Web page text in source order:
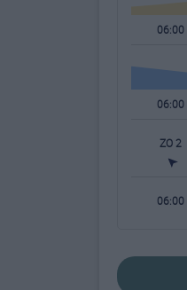
06:00
06:00
ZO 2
06:00